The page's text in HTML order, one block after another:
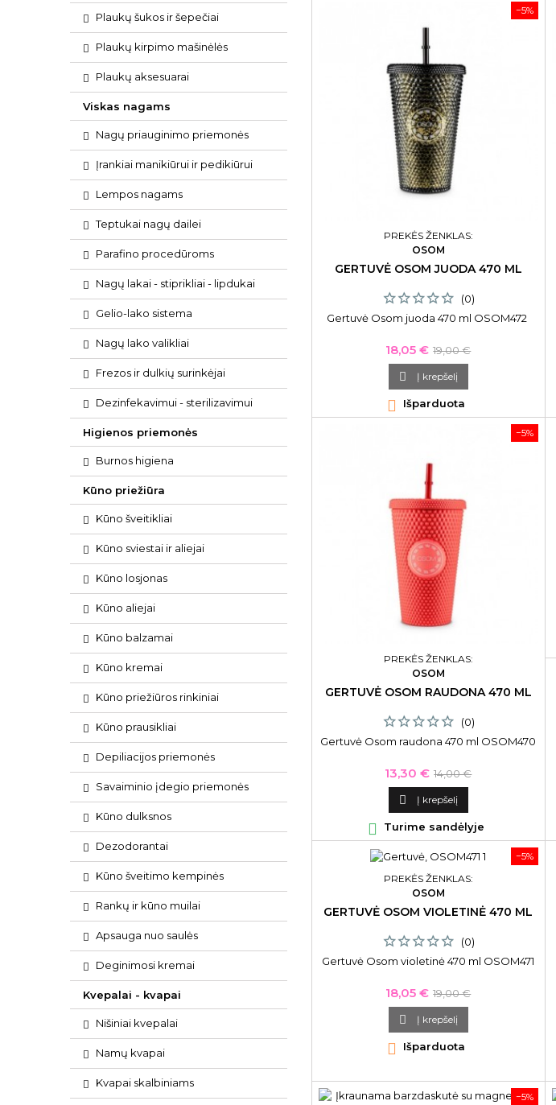
Plaukų šukos ir šepečiai
Plaukų kirpimo mašinėlės
Plaukų aksesuarai
Viskas nagams
Nagų priauginimo priemonės
Įrankiai manikiūrui ir pedikiūrui
Lempos nagams
Teptukai nagų dailei
Parafino procedūroms
Nagų lakai - stiprikliai - lipdukai
Gelio-lako sistema
Nagų lako valikliai
Frezos ir dulkių surinkėjai
Dezinfekavimui - sterilizavimui
Higienos priemonės
Burnos higiena
Kūno priežiūra
Kūno šveitikliai
Kūno sviestai ir aliejai
Kūno losjonas
Kūno aliejai
Kūno balzamai
Kūno kremai
Kūno priežiūros rinkiniai
Kūno prausikliai
Depiliacijos priemonės
Savaiminio įdegio priemonės
Kūno dulksnos
Dezodorantai
Kūno šveitimo kempinės
Rankų ir kūno muilai
Apsauga nuo saulės
Deginimosi kremai
Kvepalai - kvapai
Nišiniai kvepalai
Namų kvapai
Kvapai skalbiniams
−5%
PREKĖS ŽENKLAS:
OSOM
GERTUVĖ OSOM JUODA 470 ML
(0)
Gertuvė Osom juoda 470 ml OSOM472
Kaina
18,05 € Bazinė
kaina
19,00 €
 Į krepšelį
 Išparduota
−5%
PREKĖS ŽENKLAS:
OSOM
GERTUVĖ OSOM RAUDONA 470 ML
(0)
Gertuvė Osom raudona 470 ml OSOM470
Kaina
13,30 € Bazinė
kaina
14,00 €
 Į krepšelį
 Turime sandėlyje
−5%
PREKĖS ŽENKLAS:
OSOM
GERTUVĖ OSOM VIOLETINĖ 470 ML
(0)
Gertuvė Osom violetinė 470 ml OSOM471
Kaina
18,05 € Bazinė
kaina
19,00 €
 Į krepšelį
 Išparduota
−5%